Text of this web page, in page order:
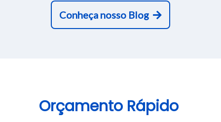
Conheça nosso Blog
Orçamento Rápido